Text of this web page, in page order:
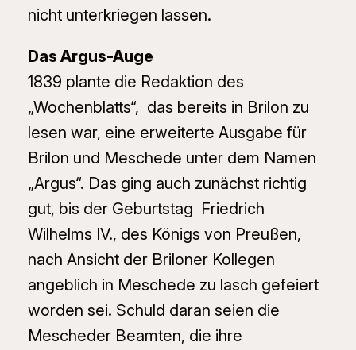
nicht unterkriegen lassen.
Das Argus-Auge
1839 plante die Redaktion des
„Wochenblatts“, das bereits in Brilon zu
lesen war, eine erweiterte Ausgabe für
Brilon und Meschede unter dem Namen
„Argus“. Das ging auch zunächst richtig
gut, bis der Geburtstag Friedrich
Wilhelms IV., des Königs von Preußen,
nach Ansicht der Briloner Kollegen
angeblich in Meschede zu lasch gefeiert
worden sei. Schuld daran seien die
Mescheder Beamten, die ihre